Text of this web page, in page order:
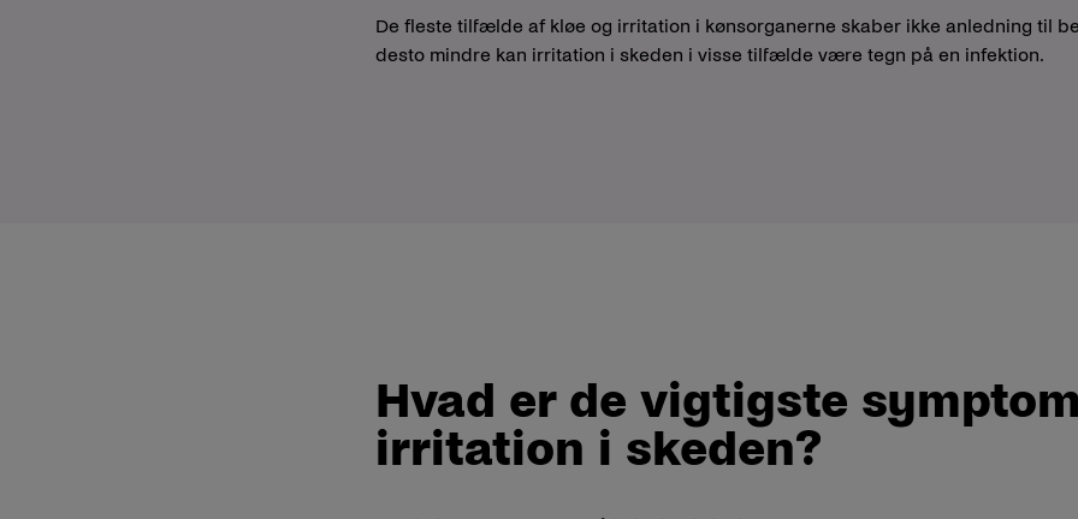
De fleste tilfælde af kløe og irritation i kønsorganerne skaber ikke anledning til
desto mindre kan irritation i skeden i visse tilfælde være tegn på en infektion.
Hvad er de vigtigste
irritation i skeden?